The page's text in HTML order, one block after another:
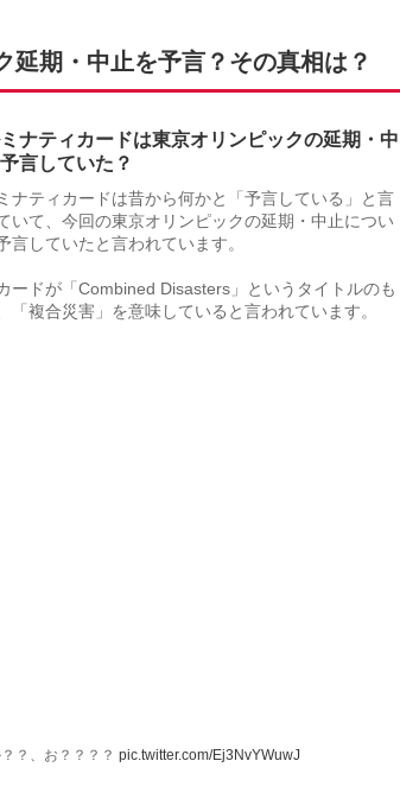
延期・中止を予言？その真相は？
ナティカードは東京オリンピックの延期・中
言していた？
ナティカードは昔から何かと「予言している」と言
いて、今回の東京オリンピックの延期・中止につい
言していたと言われています。
ードが「Combined Disasters」というタイトルのも
「複合災害」を意味していると言われています。
？、お？？？？ pic.twitter.com/Ej3NvYWuwJ